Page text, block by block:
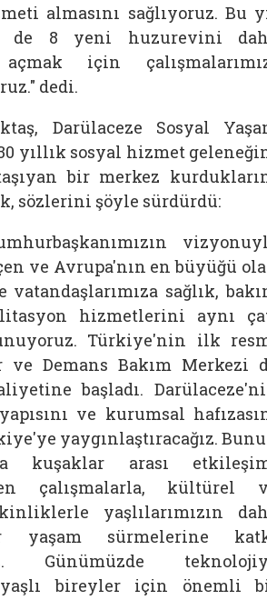
almasını sağlıyoruz. Bu
de 8 yeni huzurevini
için
dedi.
Darülaceze Sosyal
yıllık sosyal hizmet
bir merkez
sözlerini şöyle sürdürdü:
ve Avrupa'nın en büyüğü
vatandaşlarımıza sağlık,
hizmetlerini aynı
Türkiye'nin ilk
ve Demans Bakım Merkezi
başladı.
ve kurumsal
yaygınlaştıracağız.
kuşaklar arası
çalışmalarla, kültürel
yaşlılarımızın
sürmelerine
Günümüzde
bireyler için önemli